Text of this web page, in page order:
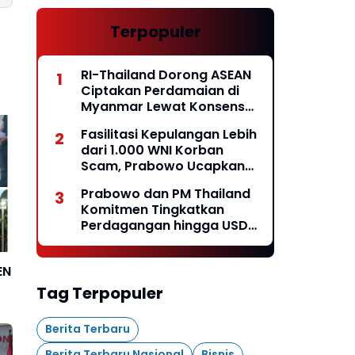
Terpopuler
RI-Thailand Dorong ASEAN
Ciptakan Perdamaian di
Myanmar Lewat Konsensus
Fasilitasi Kepulangan Lebih
dari 1.000 WNI Korban
Scam, Prabowo Ucapkan
Thailand
Prabowo dan PM Thailand
Komitmen Tingkatkan
Perdagangan hingga USD
20 Miliar pada 2030*
Tag Terpopuler
Berita Terbaru